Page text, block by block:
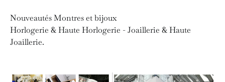
Nouveautés Montres et bijoux
Horlogerie & Haute Horlogerie - Joaillerie & Haute
Joaillerie.